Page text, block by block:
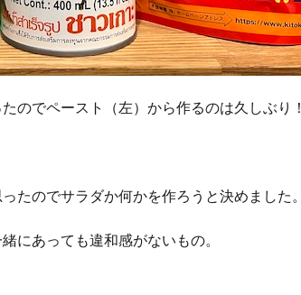
のでペースト（左）から作るのは久しぶり！
たのでサラダか何かを作ろうと決めました。
にあっても違和感がないもの。